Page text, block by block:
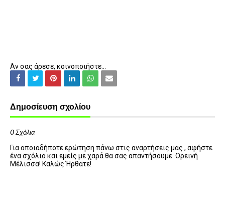
Αν σας άρεσε, κοινοποιήστε...
Δημοσίευση σχολίου
0 Σχόλια
Για οποιαδήποτε ερώτηση πάνω στις αναρτήσεις μας , αφήστε
ένα σχόλιο και εμείς με χαρά θα σας απαντήσουμε. Ορεινή
Μέλισσα! Καλώς Ήρθατε!